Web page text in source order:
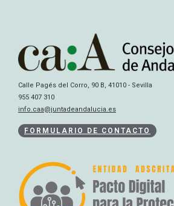
Calle Pagés del Corro, 90 B, 41010 - Sevilla
955 407 310
info.caa@juntadeandalucia.es
FORMULARIO DE CONTACTO